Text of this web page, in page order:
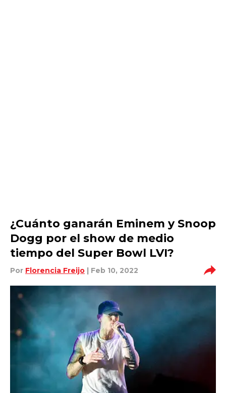
¿Cuánto ganarán Eminem y Snoop
Dogg por el show de medio
tiempo del Super Bowl LVI?
Por Florencia Freijo | Feb 10, 2022